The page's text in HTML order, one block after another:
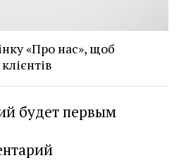
«Про нас», щоб
будет первым